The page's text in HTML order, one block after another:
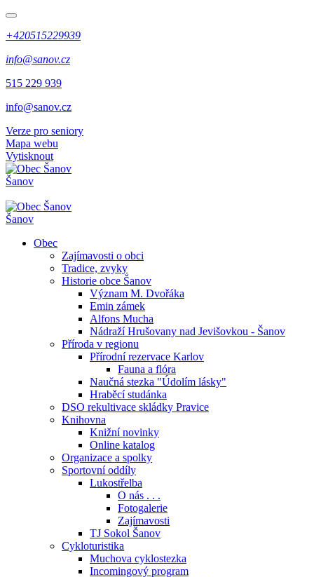
+420515229939
info@sanov.cz
515 229 939
info@sanov.cz
Verze pro seniory
Mapa webu
Vytisknout
Šanov
Šanov
Obec
Zajímavosti o obci
Tradice, zvyky
Historie obce Šanov
Význam M. Dvořáka
Emin zámek
Alfons Mucha
Nádraží Hrušovany nad Jevišovkou - Šanov
Příroda v regionu
Přírodní rezervace Karlov
Fauna a flóra
Naučná stezka "Údolím lásky"
Hraběcí studánka
DSO rekultivace skládky Pravice
Knihovna
Knižní novinky
Online katalog
Organizace a spolky
Sportovní oddíly
Lukostřelba
O nás . . .
Fotogalerie
Zajímavosti
TJ Sokol Šanov
Cykloturistika
Muchova cyklostezka
Incomingový program